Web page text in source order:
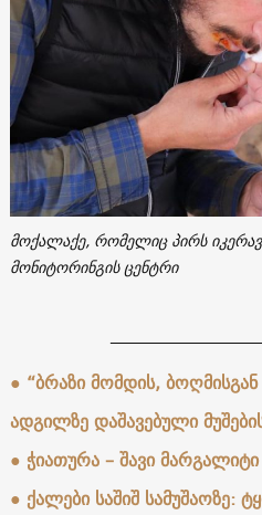
მოქალაქე, რომელიც პირს
მონიტორინგის ცენტრი
● “ბრაზი მომდის, ბოღმისგან
ადგილზე დაშავებული
● ჭიათურა – შავი მარგალიტი
● ქალები საშიშ სამუშაოზე: